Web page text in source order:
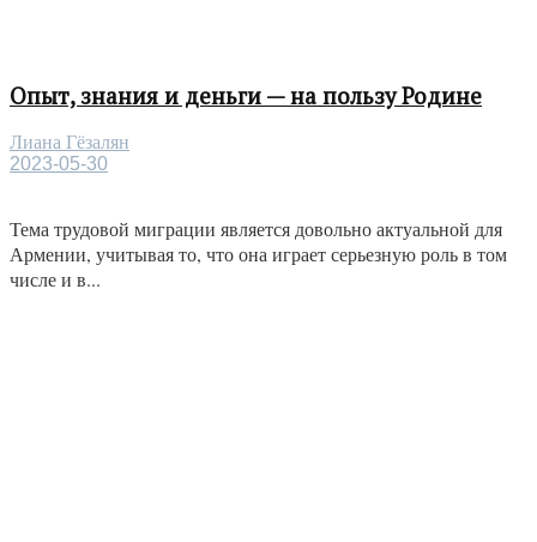
Опыт, знания и деньги — на пользу Родине
Лиана Гёзалян
2023-05-30
Тема трудовой миграции является довольно актуальной для
Армении, учитывая то, что она играет серьезную роль в том
числе и в...